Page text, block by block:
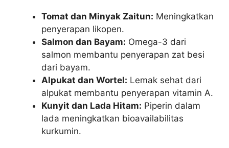
Tomat dan Minyak Zaitun: Meningkatkan
penyerapan likopen.
Salmon dan Bayam: Omega-3 dari
salmon membantu penyerapan zat besi
dari bayam.
Alpukat dan Wortel: Lemak sehat dari
alpukat membantu penyerapan vitamin A.
Kunyit dan Lada Hitam: Piperin dalam
lada meningkatkan bioavailabilitas
kurkumin.